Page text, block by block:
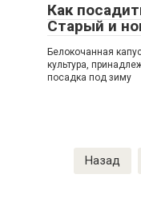
Как
Старый и
Белокочанная
культура,
посадка под зиму
Назад